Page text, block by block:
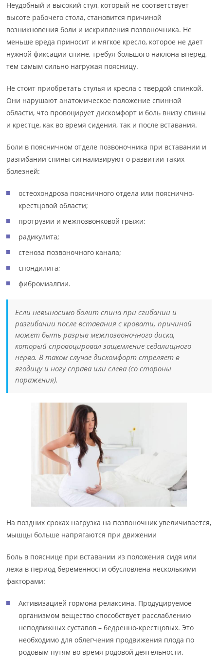
Неудобный и высокий стул, который не соответствует
высоте рабочего стола, становится причиной
возникновения боли и искривления позвоночника. Не
меньше вреда приносит и мягкое кресло, которое не дает
нужной фиксации спине, требуя большого наклона вперед,
тем самым сильно нагружая поясницу.
Не стоит приобретать стулья и кресла с твердой спинкой.
Они нарушают анатомическое положение спинной
области, что провоцирует дискомфорт и боль внизу спины
и крестце, как во время сидения, так и после вставания.
Боли в поясничном отделе позвоночника при вставании и
разгибании спины сигнализируют о развитии таких
болезней:
остеохондроза поясничного отдела или пояснично-
крестцовой области;
протрузии и межпозвонковой грыжи;
радикулита;
стеноза позвоночного канала;
спондилита;
фибромиалгии.
Если невыносимо болит спина при сгибании и
разгибании после вставания с кровати, причиной
может быть разрыв межпозвоночного диска,
который спровоцировал защемление седалищного
нерва. В таком случае дискомфорт стреляет в
ягодицу и ногу справа или слева (со стороны
поражения).
На поздних сроках нагрузка на позвоночник увеличивается,
мышцы больше напрягаются при движении
Боль в пояснице при вставании из положения сидя или
лежа в период беременности обусловлена несколькими
факторами:
Активизацией гормона релаксина. Продуцируемое
организмом вещество способствует расслаблению
неподвижных суставов – бедренно-крестцовых. Это
необходимо для облегчения продвижения плода по
родовым путям во время родовой деятельности.